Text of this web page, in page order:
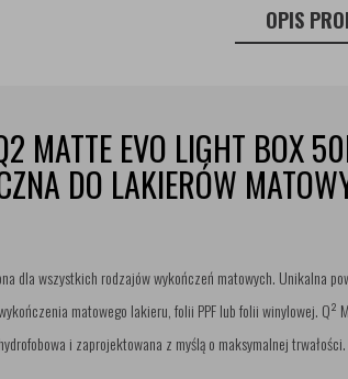
OPIS
MATTE EVO LIGHT BOX
DO LAKIERÓW
dla wszystkich rodzajów wykończeń matowych. Unikalna
matowego lakieru, folii PPF lub folii winylowej. Q²
i zaprojektowana z myślą o maksymalnej trwałości.